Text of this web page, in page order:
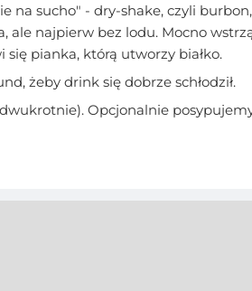
na sucho" - dry-shake, czyli
ale najpierw bez lodu. Mocno
się pianka, którą utworzy białko.
żeby drink się dobrze schłodził.
Opcjonalnie